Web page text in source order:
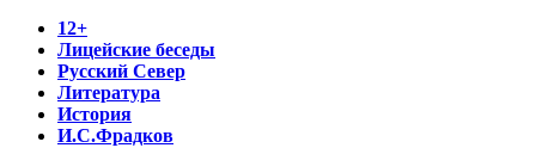
12+
Лицейские беседы
Русский Север
Литература
История
И.С.Фрадков